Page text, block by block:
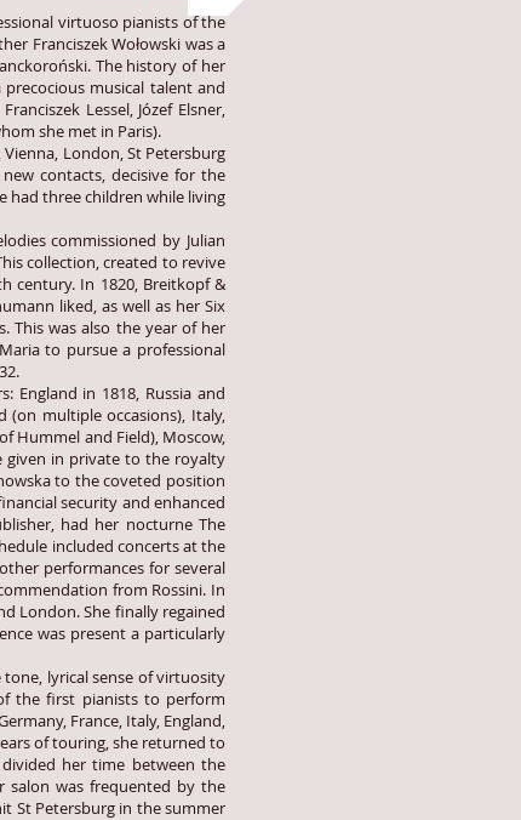
virtuoso pianists of the
Franciszek Wołowski was a
The history of her
musical talent and
Lessel, Józef Elsner,
she met in Paris).
London, St Petersburg
contacts, decisive for the
had three children while living
commissioned by Julian
collection, created to revive
century. In 1820, Breitkopf &
liked, as well as her Six
This was also the year of her
to pursue a professional
in 1818, Russia and
(on multiple occasions), Italy,
Hummel and Field), Moscow,
given in private to the royalty
to the coveted position
security and enhanced
had her nocturne The
included concerts at the
performances for several
from Rossini. In
London. She finally regained
was present a particularly
lyrical sense of virtuosity
the first pianists to perform
France, Italy, England,
of touring, she returned to
her time between the
salon was frequented by the
St Petersburg in the summer